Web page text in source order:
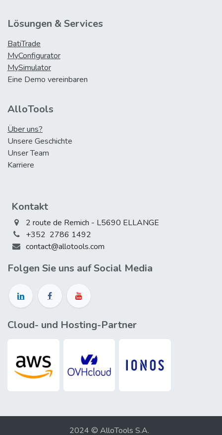
Lösungen & Services
BatiTrade
MyConfigurator
MySimulator
Eine Demo vereinbaren
AlloTools
Über uns?
Unsere Geschichte
Unser Team
Karriere
Kontakt
2 route de Remich - L5690 ELLANGE
+352 2786 1492
contact@allotools.com
Folgen Sie uns auf Social Media
Cloud- und Hosting-Partner
2024 © AlloTools S.A.